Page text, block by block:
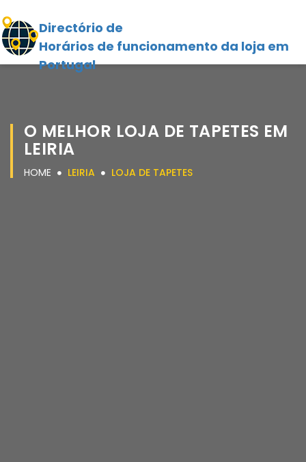
Directório de
Horários de funcionamento da loja em
Portugal
O MELHOR LOJA DE TAPETES EM
LEIRIA
HOME LEIRIA LOJA DE TAPETES